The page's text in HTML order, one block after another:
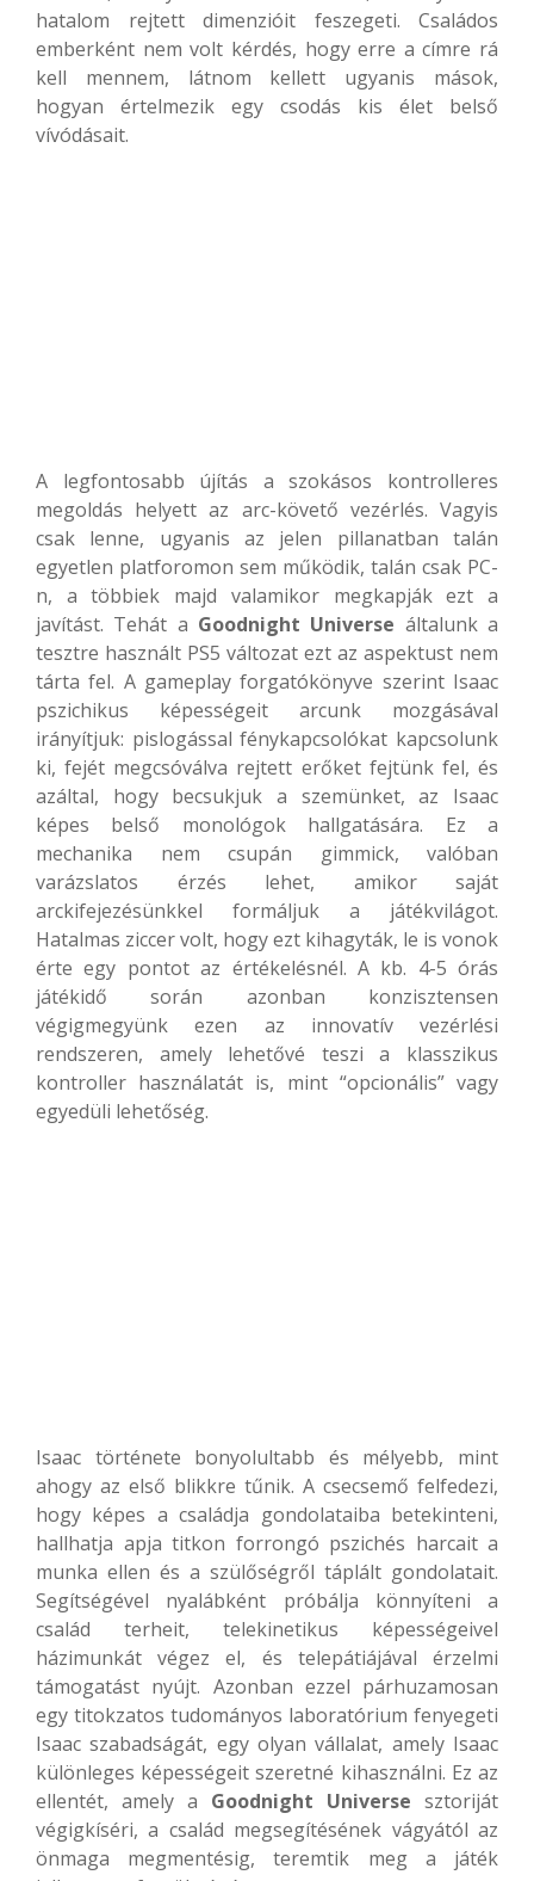
hatalom rejtett dimenzióit feszegeti. Családos
emberként nem volt kérdés, hogy erre a címre rá
kell mennem, látnom kellett ugyanis mások,
hogyan értelmezik egy csodás kis élet belső
vívódásait.
A legfontosabb újítás a szokásos kontrolleres
megoldás helyett az arc-követő vezérlés. Vagyis
csak lenne, ugyanis az jelen pillanatban talán
egyetlen platforomon sem működik, talán csak PC-
n, a többiek majd valamikor megkapják ezt a
javítást. Tehát a Goodnight Universe általunk a
tesztre használt PS5 változat ezt az aspektust nem
tárta fel. A gameplay forgatókönyve szerint Isaac
pszichikus képességeit arcunk mozgásával
irányítjuk: pislogással fénykapcsolókat kapcsolunk
ki, fejét megcsóválva rejtett erőket fejtünk fel, és
azáltal, hogy becsukjuk a szemünket, az Isaac
képes belső monológok hallgatására. Ez a
mechanika nem csupán gimmick, valóban
varázslatos érzés lehet, amikor saját
arckifejezésünkkel formáljuk a játékvilágot.
Hatalmas ziccer volt, hogy ezt kihagyták, le is vonok
érte egy pontot az értékelésnél. A kb. 4-5 órás
játékidő során azonban konzisztensen
végigmegyünk ezen az innovatív vezérlési
rendszeren, amely lehetővé teszi a klasszikus
kontroller használatát is, mint “opcionális” vagy
egyedüli lehetőség.
Isaac története bonyolultabb és mélyebb, mint
ahogy az első blikkre tűnik. A csecsemő felfedezi,
hogy képes a családja gondolataiba betekinteni,
hallhatja apja titkon forrongó pszichés harcait a
munka ellen és a szülőségről táplált gondolatait.
Segítségével nyalábként próbálja könnyíteni a
család terheit, telekinetikus képességeivel
házimunkát végez el, és telepátiájával érzelmi
támogatást nyújt. Azonban ezzel párhuzamosan
egy titokzatos tudományos laboratórium fenyegeti
Isaac szabadságát, egy olyan vállalat, amely Isaac
különleges képességeit szeretné kihasználni. Ez az
ellentét, amely a Goodnight Universe sztoriját
végigkíséri, a család megsegítésének vágyától az
önmaga megmentésig, teremtik meg a játék